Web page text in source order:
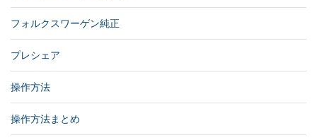
フォルクスワーゲン純正
プレシェア
操作方法
操作方法まとめ